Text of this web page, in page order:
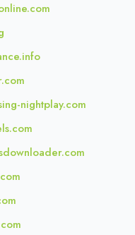
nightplay.com